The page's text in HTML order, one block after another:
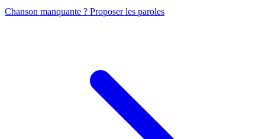
Chanson manquante ? Proposer les paroles